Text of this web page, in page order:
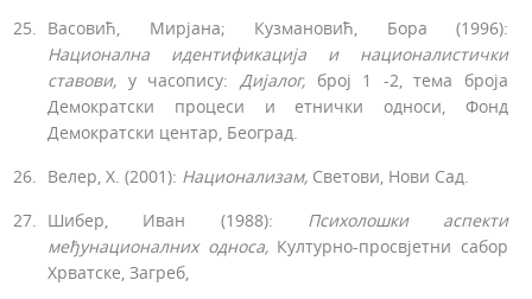
Васовић, Мирјана; Кузмановић, Бора (1996):
Национална идентификација и националистички
ставови, у часопису: Дијалог,број 1 -2, тема броја
Демократски процеси и етнички односи, Фонд
Демократски центар, Београд.
Велер, Х. (2001): Национализам, Светови, Нови Сад.
Шибер, Иван (1988): Психолошки аспекти
међунационалних односа,Културно-просвјетни сабор
Хрватске, Загреб,